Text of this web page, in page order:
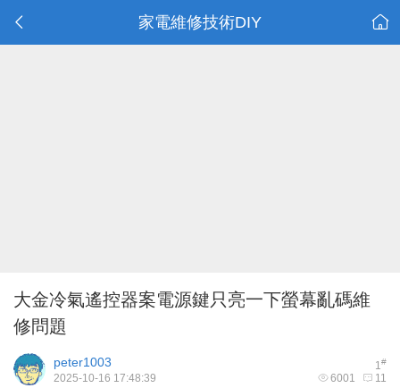
家電維修技術DIY
大金冷氣遙控器案電源鍵只亮一下螢幕亂碼維
修問題
1#
peter1003
6001 11
2025-10-16 17:48:39